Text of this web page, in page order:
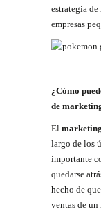
estrategia de
empresas
¿Cómo
de
El marketing
largo de los
importante
quedarse
hecho de
ventas de un